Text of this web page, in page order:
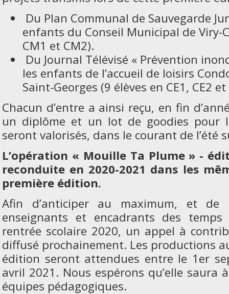
Du Plan Communal de Sauvegarde
enfants du Conseil Municipal de Viry-
CM1 et CM2).
Du Journal Télévisé « Prévention
les enfants de l’accueil de loisirs
Saint-Georges (9 élèves en CE1, CE2
Chacun d’entre a ainsi reçu, en fin
un diplôme et un lot de goodies pour
seront valorisés, dans le courant de l’été
L’opération « Mouille Ta Plume » -
reconduite en 2020-2021 dans les
première édition.
Afin d’anticiper au maximum, et de
enseignants et encadrants des
rentrée scolaire 2020, un appel à
diffusé prochainement. Les productions
édition seront attendues entre le 1 er
avril 2021. Nous espérons qu’elle saura
équipes pédagogiques.